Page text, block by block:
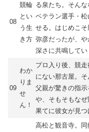
08
競輪
とい
う生
き方
る泉たち。そん
ベテラン選手・
せる。はじめこ
弥彦だったが、
深さに共鳴してい
09
わか
りま
せ
ん！
プロ入り後、競
にない那古屋。
父親が驚きの指
や、そもそもな
果てに彼女が見つ
高松と観音寺。